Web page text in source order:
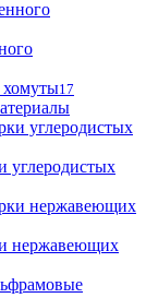
хомуты17
углеродистых
нержавеющих